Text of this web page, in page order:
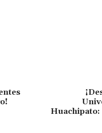
Huachipato: